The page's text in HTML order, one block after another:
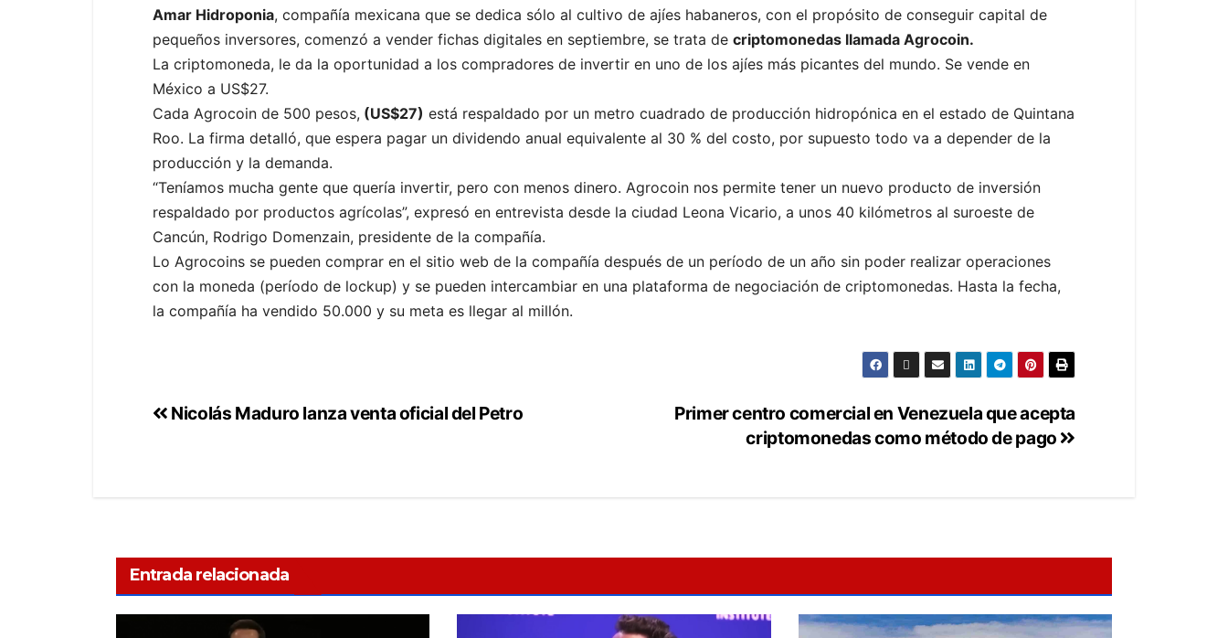
Amar Hidroponia, compañía mexicana que se dedica sólo al cultivo de ajíes habaneros, con el propósito de conseguir capital de
pequeños inversores, comenzó a vender fichas digitales en septiembre, se trata de criptomonedas llamada Agrocoin.
La criptomoneda, le da la oportunidad a los compradores de invertir en uno de los ajíes más picantes del mundo. Se vende en
México a US$27.
Cada Agrocoin de 500 pesos, (US$27) está respaldado por un metro cuadrado de producción hidropónica en el estado de Quintana
Roo. La firma detalló, que espera pagar un dividendo anual equivalente al 30 % del costo, por supuesto todo va a depender de la
producción y la demanda.
“Teníamos mucha gente que quería invertir, pero con menos dinero. Agrocoin nos permite tener un nuevo producto de inversión
respaldado por productos agrícolas”, expresó en entrevista desde la ciudad Leona Vicario, a unos 40 kilómetros al suroeste de
Cancún, Rodrigo Domenzain, presidente de la compañía.
Lo Agrocoins se pueden comprar en el sitio web de la compañía después de un período de un año sin poder realizar operaciones
con la moneda (período de lockup) y se pueden intercambiar en una plataforma de negociación de criptomonedas. Hasta la fecha,
la compañía ha vendido 50.000 y su meta es llegar al millón.
Primer centro comercial en Venezuela que acepta
criptomonedas como método de pago
Nicolás Maduro lanza venta oficial del Petro
Entrada relacionada